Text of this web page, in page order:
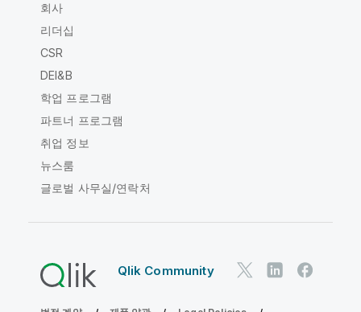
회사
리더십
CSR
DEI&B
학업 프로그램
파트너 프로그램
취업 정보
뉴스룸
글로벌 사무실/연락처
Qlik Community